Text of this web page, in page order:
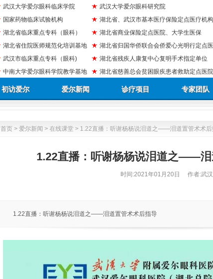
武汉大学爱尔眼科临床学院
国家药物临床试验机构
湖北省临床重点专科（眼科）
湖北省住院医师规范化培训基地
武汉市临床重点专科（眼科)
中南大学爱尔眼科学院教学基地
武汉大学爱尔眼科研究院
湖北省、武汉市基本医疗保险定点医疗机构
湖北省商业保险定点医院、大学生医保
湖北省归国华侨联合会侨爱心光明行定点
湖北省残疾人康复中心复明手术指定单位
湖北省慈善总会贫困眼疾患者救助定点医院
初访爱尔 爱尔新闻 诊疗项目 专家团队
首页 > 爱尔新闻 > 在线课堂 > 1.22直播：听谢杨杨说泪道之——泪道置管术术后
1.22直播：听谢杨杨说泪道之——泪
时间:2021年01月20日
作者:武汉
1.22直播：听谢杨杨说泪道之——泪道置管术术后指导